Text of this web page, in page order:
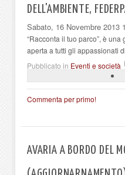
DELL'AMBIENTE,
Sabato, 16 Novembre 2013
“Racconta il tuo parco”, è
aperta a tutti gli appassionati
Pubblicato in Eventi e società
Commenta per primo!
AVARIA A BORDO DEL